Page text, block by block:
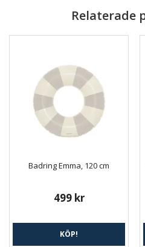
Relaterade
Badring Emma, 120 cm
499 kr
KÖP!